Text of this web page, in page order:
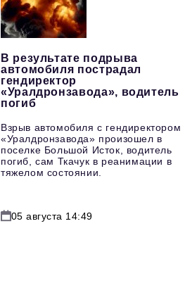
В результате подрыва
автомобиля пострадал
гендиректор
«Уралдронзавода», водитель
погиб
Взрыв автомобиля с гендиректором
«Уралдронзавода» произошел в
поселке Большой Исток, водитель
погиб, сам Ткачук в реанимации в
тяжелом состоянии.
05 августа 14:49